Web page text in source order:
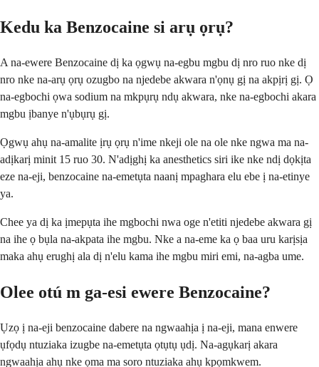
Kedu ka Benzocaine si arụ ọrụ?
A na-ewere Benzocaine dị ka ọgwụ na-egbu mgbu dị nro ruo nke dị
nro nke na-arụ ọrụ ozugbo na njedebe akwara n'ọnụ gị na akpịrị gị. Ọ
na-egbochi ọwa sodium na mkpụrụ ndụ akwara, nke na-egbochi akara
mgbu ịbanye n'ụbụrụ gị.
Ọgwụ ahụ na-amalite ịrụ ọrụ n'ime nkeji ole na ole nke ngwa ma na-
adịkarị minit 15 ruo 30. N'adịghị ka anesthetics siri ike nke ndị dọkịta
eze na-eji, benzocaine na-emetụta naanị mpaghara elu ebe ị na-etinye
ya.
Chee ya dị ka ịmepụta ihe mgbochi nwa oge n'etiti njedebe akwara gị
na ihe ọ bụla na-akpata ihe mgbu. Nke a na-eme ka ọ baa uru karịsịa
maka ahụ erughị ala dị n'elu kama ihe mgbu miri emi, na-agba ume.
Olee otú m ga-esi ewere Benzocaine?
Ụzọ ị na-eji benzocaine dabere na ngwaahịa ị na-eji, mana enwere
ụfọdụ ntuziaka izugbe na-emetụta ọtụtụ ụdị. Na-agụkarị akara
ngwaahịa ahụ nke ọma ma soro ntuziaka ahụ kpọmkwem.